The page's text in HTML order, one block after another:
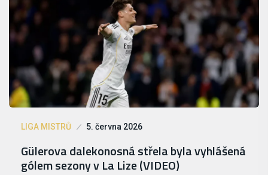
LIGA MISTRŮ 5. června 2026
Gülerova dalekonosná střela byla vyhlášená
gólem sezony v La Lize (VIDEO)